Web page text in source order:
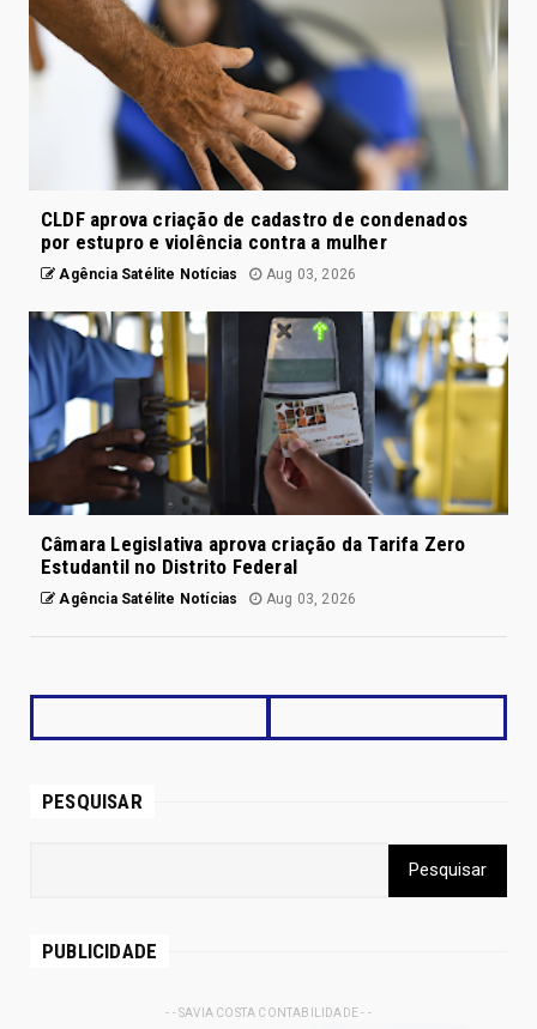
CLDF aprova criação de cadastro de condenados
por estupro e violência contra a mulher
Agência Satélite Notícias Aug 03, 2026
Câmara Legislativa aprova criação da Tarifa Zero
Estudantil no Distrito Federal
Agência Satélite Notícias Aug 03, 2026
PESQUISAR
PUBLICIDADE
- - SAVIA COSTA CONTABILIDADE - -